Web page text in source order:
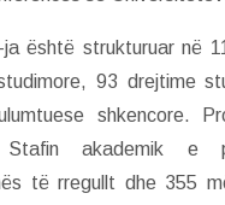
është strukturuar në
93 drejtime
shkencore.
Stafin akademik e
të rregullt dhe 355